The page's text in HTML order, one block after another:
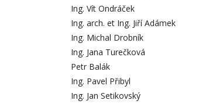
Ing. Vít Ondráček
Ing. arch. et Ing. Jiří Adámek
Ing. Michal Drobník
Ing. Jana Turečková
Petr Balák
Ing. Pavel Přibyl
Ing. Jan Setikovský